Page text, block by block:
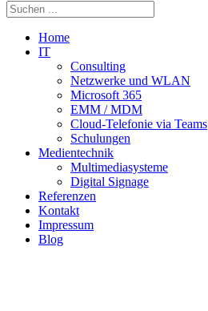
Home
IT
Consulting
Netzwerke und WLAN
Microsoft 365
EMM / MDM
Cloud-Telefonie via Teams
Schulungen
Medientechnik
Multimediasysteme
Digital Signage
Referenzen
Kontakt
Impressum
Blog